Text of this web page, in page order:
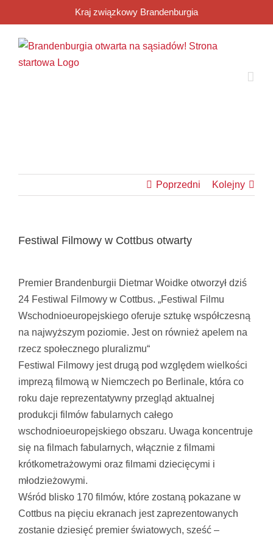
do
zawartości
Kraj związkowy Brandenburgia
Poprzedni Kolejny
Festiwal Filmowy w Cottbus otwarty
większy
obrazek
Premier Brandenburgii Dietmar Woidke otworzył dziś
24 Festiwal Filmowy w Cottbus. „Festiwal Filmu
Wschodnioeuropejskiego oferuje sztukę współczesną
na najwyższym poziomie. Jest on również apelem na
rzecz społecznego pluralizmu“
Festiwal Filmowy jest drugą pod względem wielkości
imprezą filmową w Niemczech po Berlinale, która co
roku daje reprezentatywny przegląd aktualnej
produkcji filmów fabularnych całego
wschodnioeuropejskiego obszaru. Uwaga koncentruje
się na filmach fabularnych, włącznie z filmami
krótkometrażowymi oraz filmami dziecięcymi i
młodzieżowymi.
Wśród blisko 170 filmów, które zostaną pokazane w
Cottbus na pięciu ekranach jest zaprezentowanych
zostanie dziesięć premier światowych, sześć –